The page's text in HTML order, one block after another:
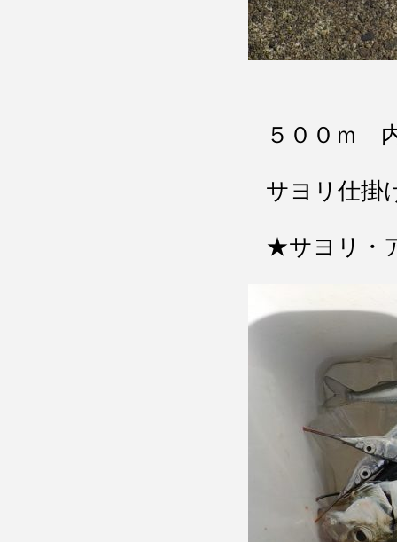
５００ｍ
サヨリ仕掛
★サヨリ・